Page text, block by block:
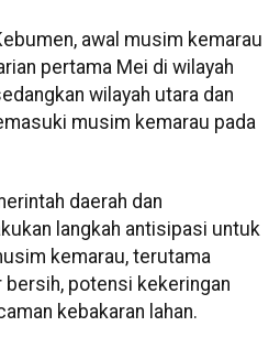
awal musim kemarau
pertama Mei di wilayah
wilayah utara dan
musim kemarau pada
daerah dan
langkah antisipasi untuk
kemarau, terutama
potensi kekeringan
kebakaran lahan.